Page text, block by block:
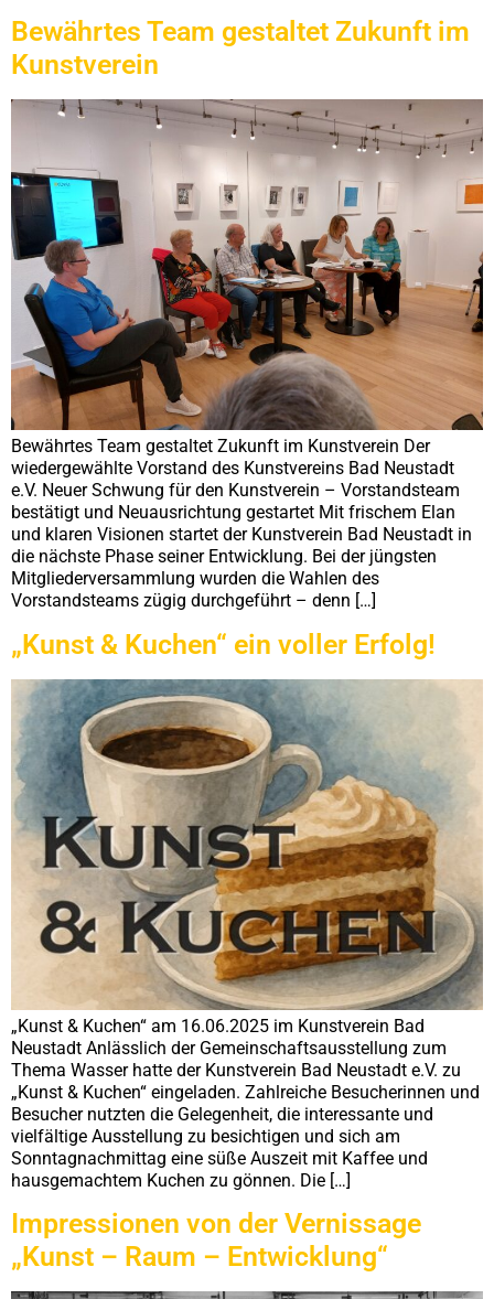
Bewährtes Team gestaltet Zukunft im
Kunstverein
Bewährtes Team gestaltet Zukunft im Kunstverein Der
wiedergewählte Vorstand des Kunstvereins Bad Neustadt
e.V. Neuer Schwung für den Kunstverein – Vorstandsteam
bestätigt und Neuausrichtung gestartet Mit frischem Elan
und klaren Visionen startet der Kunstverein Bad Neustadt in
die nächste Phase seiner Entwicklung. Bei der jüngsten
Mitgliederversammlung wurden die Wahlen des
Vorstandsteams zügig durchgeführt – denn […]
„Kunst & Kuchen“ ein voller Erfolg!
„Kunst & Kuchen“ am 16.06.2025 im Kunstverein Bad
Neustadt Anlässlich der Gemeinschaftsausstellung zum
Thema Wasser hatte der Kunstverein Bad Neustadt e.V. zu
„Kunst & Kuchen“ eingeladen. Zahlreiche Besucherinnen und
Besucher nutzten die Gelegenheit, die interessante und
vielfältige Ausstellung zu besichtigen und sich am
Sonntagnachmittag eine süße Auszeit mit Kaffee und
hausgemachtem Kuchen zu gönnen. Die […]
Impressionen von der Vernissage
„Kunst – Raum – Entwicklung“